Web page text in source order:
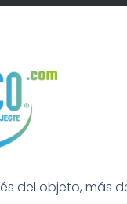
del objeto, más